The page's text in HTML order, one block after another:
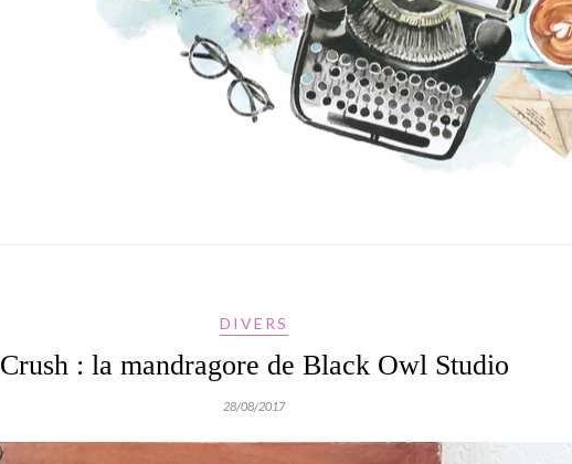
DIVERS
Crush : la mandragore de Black Owl Studio
28/08/2017